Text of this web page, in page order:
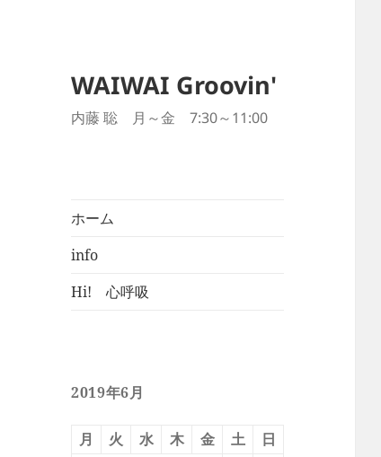
WAIWAI Groovin'
内藤 聡 月～金 7:30～11:00
ホーム
info
Hi! 心呼吸
2019年6月
月 火 水 木 金 土
日